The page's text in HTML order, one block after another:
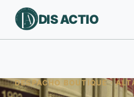
DIS ACTIO
DESPACHO BOUTIQUE ·